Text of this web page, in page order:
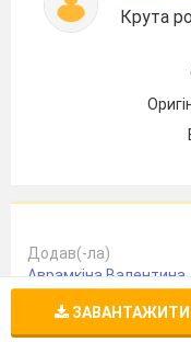
Крута
Додав(-ла)
Аврамкіна Валентина
Пов’язані теми
ЗАВАНТАЖИТИ